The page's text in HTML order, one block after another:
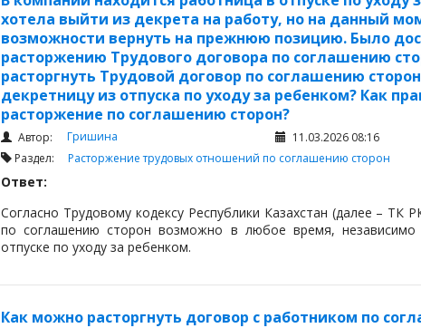
хотела выйти из декрета на работу, но на данный
возможности вернуть на прежнюю позицию. Было
расторжению Трудового договора по соглашению
расторгнуть Трудовой договор по соглашению
декретницу из отпуска по уходу за ребенком? Как
расторжение по соглашению сторон?
Автор: Гришина 11.03.2026 08:16
Раздел: Расторжение трудовых отношений по соглашению сторон
Ответ:
Согласно Трудовому кодексу Республики Казахстан (далее – ТК
по соглашению сторон возможно в любое время,
отпуске по уходу за ребенком.
Как можно расторгнуть договор с работником по